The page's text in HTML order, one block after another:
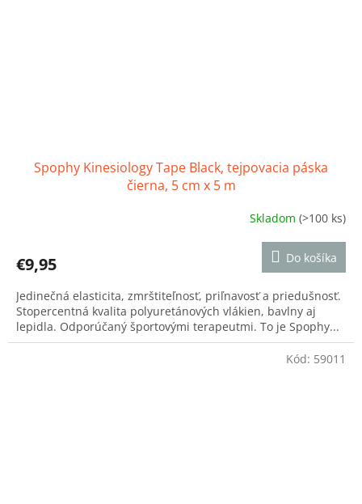
Spophy Kinesiology Tape Black, tejpovacia páska
čierna, 5 cm x 5 m
je
z
5
hviezdičiek.
Skladom(>100 ks)
€9,95 Do košíka
Jedinečná elasticita, zmrštiteľnosť, priľnavosť a priedušnosť.
Stopercentná kvalita polyuretánových vlákien, bavlny aj
lepidla. Odporúčaný športovými terapeutmi. To je Spophy...
Kód: 59011